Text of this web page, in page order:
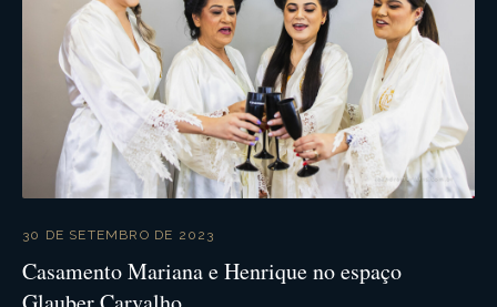
30 DE SETEMBRO DE 2023
Casamento Mariana e Henrique no espaço